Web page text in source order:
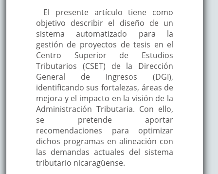
El presente artículo tiene como
objetivo describir el diseño de un
sistema automatizado para la
gestión de proyectos de tesis en el
Centro Superior de Estudios
Tributarios (CSET) de la Dirección
General de Ingresos (DGI),
identificando sus fortalezas, áreas de
mejora y el impacto en la visión de la
Administración Tributaria. Con ello,
se pretende aportar
recomendaciones para optimizar
dichos programas en alineación con
las demandas actuales del sistema
tributario nicaragüense.